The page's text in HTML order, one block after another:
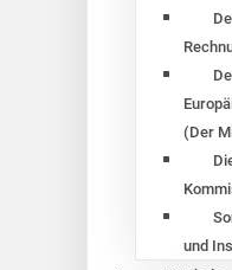
(Der
und